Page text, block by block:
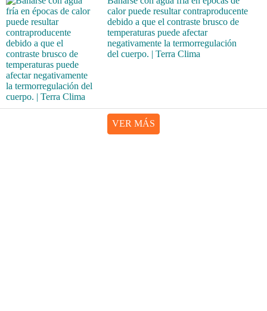
calor puede resultar contraproducente
debido a que el contraste brusco de
temperaturas puede afectar
negativamente la termorregulación
del cuerpo. | Terra Clima
VER MÁS